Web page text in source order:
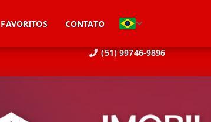
(51) 99746-9896
FAVORITOS CONTATO